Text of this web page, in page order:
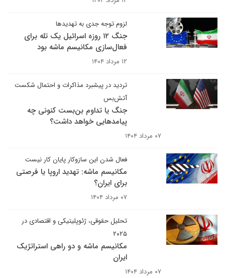
لزوم توجه جدی به تهدیدها
جنگ ۱۲ روزه اسرائیل یک تله برای
فعال‌سازی مکانیسم ماشه بود
۱۲ مرداد ۱۴۰۴
تردید در پیشبرد مذاکرات و احتمال شکست
آتش‌بس
جنگ یا تداوم بن‌بست کنونی چه
پیامدهایی خواهد داشت؟
۰۷ مرداد ۱۴۰۴
فعال شدن این سازوکار پایان کار نیست
مکانیسم ماشه: تهدید اروپا یا فرصتی
برای ایران؟
۰۷ مرداد ۱۴۰۴
تحلیل حقوقی، ژئوپلیتیکی و اقتصادی در
۲۰۲۵
مکانیسم ماشه و دو راهی استراتژیک
ایران
۰۷ مرداد ۱۴۰۴